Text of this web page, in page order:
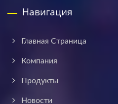
Навигация
Главная Страница
Компания
Продукты
Новости